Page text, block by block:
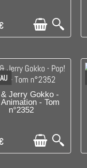
DISPONIBLE
& Jerry Gokko -
Animation - Tom
n°2352